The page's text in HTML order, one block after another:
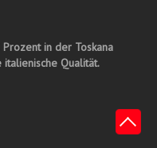
in der Toskana
Qualität.